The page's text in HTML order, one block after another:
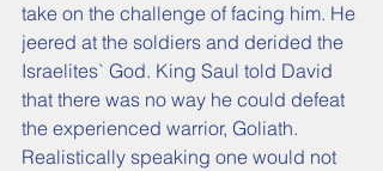
take on the challenge of facing him. He
jeered at the soldiers and derided the
Israelites` God. King Saul told David
that there was no way he could defeat
the experienced warrior, Goliath.
Realistically speaking one would not